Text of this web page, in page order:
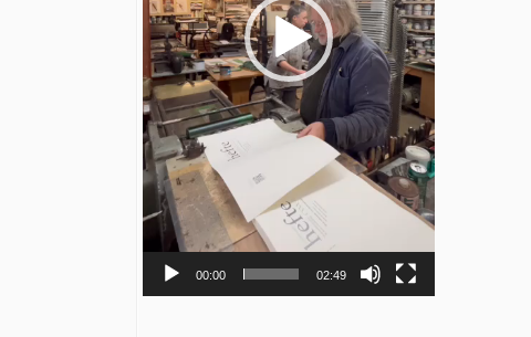
00:00 02:49